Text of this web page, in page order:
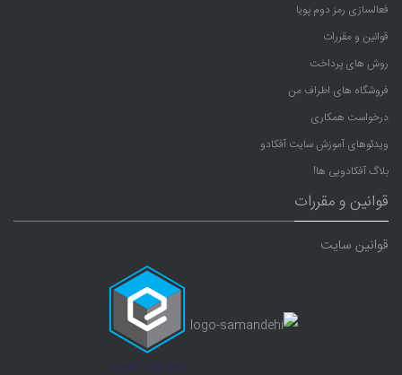
فعالسازی رمز دوم پویا
قوانین و مقررات
روش های پرداخت
فروشگاه های اطراف من
درخواست همکاری
ویدئوهای آموزش سایت آفکادو
بلاگ آفکادویی ها!
قوانین و مقررات
قوانین سایت